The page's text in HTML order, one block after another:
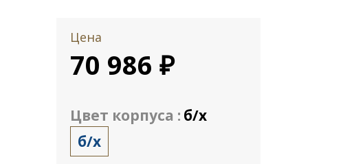
Цена
70 986 ₽
Цвет корпуса : б/х
б/х